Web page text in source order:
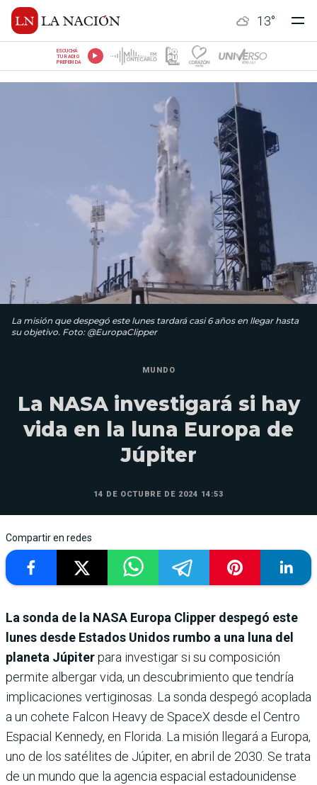
13°
ESCUCHÁ
TU RADIO
PREFERIDA
La misión que despegó este lunes tardará casi 6 años en llegar hasta
su objetivo. Foto: @EuropaClipper
MUNDO
La NASA investigará si hay
vida en la luna Europa de
Júpiter
14 DE OCTUBRE DE 2024 14:53
Compartir en redes
La sonda de la NASA Europa Clipper despegó este
lunes desde Estados Unidos rumbo a una luna del
planeta Júpiterpara investigar si su composición
permite albergar vida, un descubrimiento que tendría
implicaciones vertiginosas. La sonda despegó acoplada
a un cohete Falcon Heavy de SpaceX desde el Centro
Espacial Kennedy, en Florida. La misión llegará a Europa,
uno de los satélites de Júpiter, en abril de 2030. Se trata
de un mundo que la agencia espacial estadounidense